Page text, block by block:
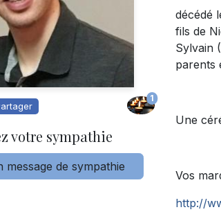
1
votre sympathie
message de sympathie
décédé
fils de
Sylvain
parents
Une
Vos
http://